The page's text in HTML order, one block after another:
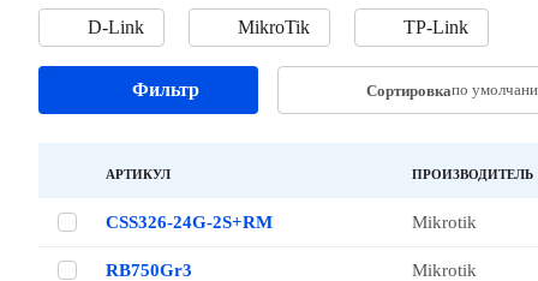
D-Link MikroTik TP-Link
Фильтр Сортировкапо
АРТИКУЛ ПРОИЗВОДИТЕЛЬ
CSS326-24G-2S+RM Mikrotik
RB750Gr3 Mikrotik